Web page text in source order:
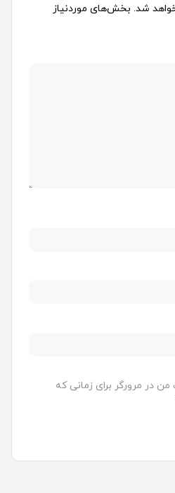
شد. بخش‌های موردنیاز
در مرورگر برای زمانی که